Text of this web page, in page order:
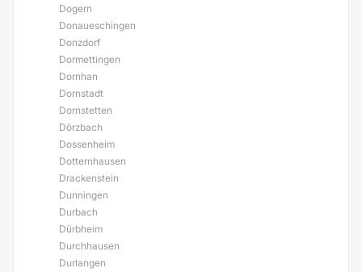
Dogern
Donaueschingen
Donzdorf
Dormettingen
Dornhan
Dornstadt
Dornstetten
Dörzbach
Dossenheim
Dotternhausen
Drackenstein
Dunningen
Durbach
Dürbheim
Durchhausen
Durlangen